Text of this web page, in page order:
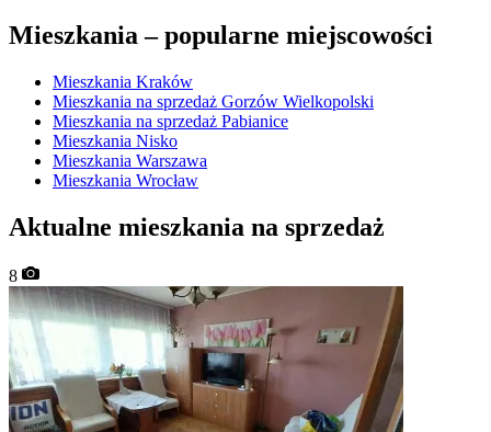
Mieszkania –popularne miejscowości
Mieszkania Kraków
Mieszkania na sprzedaż Gorzów Wielkopolski
Mieszkania na sprzedaż Pabianice
Mieszkania Nisko
Mieszkania Warszawa
Mieszkania Wrocław
Aktualne mieszkania na sprzedaż
8